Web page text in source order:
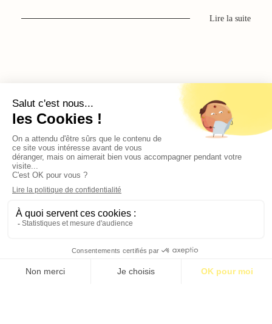
Lire la suite
Contact Qui sommes-nous ?
2026 © BASTILLE MEDIA |Mentions légales |Politique de confidentialité
S’abonner pour 1€ S’abonner